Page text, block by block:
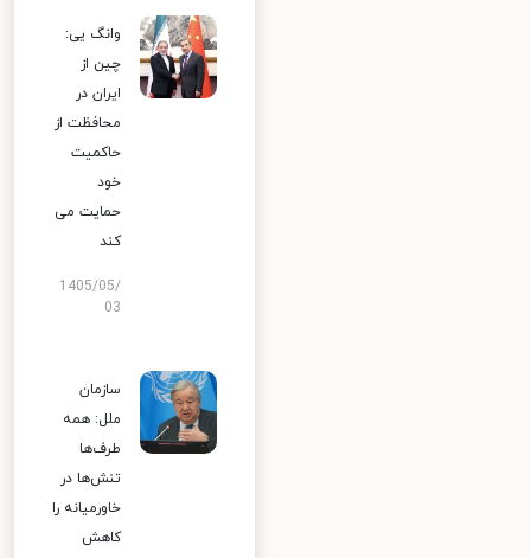
وانگ یی:
چین از
ایران در
محافظت از
حاکمیت
خود
حمایت می
کند
1405/05/
03
سازمان
ملل: همه
طرف‌ها
تنش‌ها در
خاورمیانه را
کاهش